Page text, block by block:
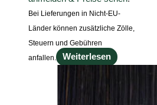
Bei Lieferungen in Nicht-EU-
Länder können zusätzliche Zölle,
Steuern und Gebühren
anfallen.
Weiterlesen